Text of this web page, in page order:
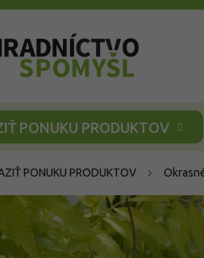
PONUKU PRODUKTOV
PONUKU PRODUKTOV